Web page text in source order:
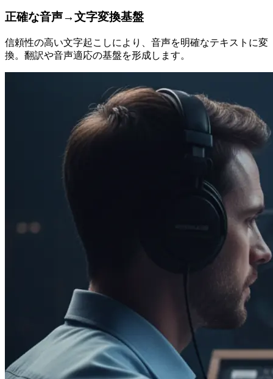
正確な音声→文字変換基盤
信頼性の高い文字起こしにより、音声を明確なテキストに変
換。翻訳や音声適応の基盤を形成します。